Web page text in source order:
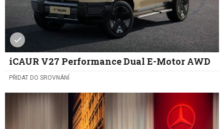
iCAUR V27 Performance Dual E-Motor AWD
PŘIDAT DO SROVNÁNÍ